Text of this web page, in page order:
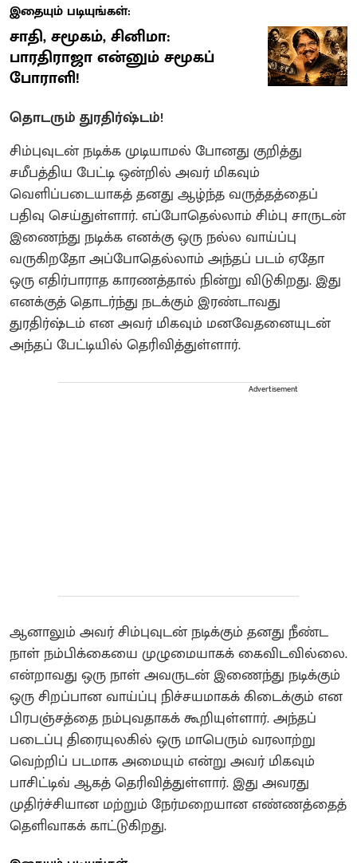
இதையும் படியுங்கள்:
சாதி, சமூகம், சினிமா:
பாரதிராஜா என்னும் சமூகப்
போராளி!
தொடரும் துரதிர்ஷ்டம்!
சிம்புவுடன் நடிக்க முடியாமல் போனது குறித்து
சமீபத்திய பேட்டி ஒன்றில் அவர் மிகவும்
வெளிப்படையாகத் தனது ஆழ்ந்த வருத்தத்தைப்
பதிவு செய்துள்ளார். எப்போதெல்லாம் சிம்பு சாருடன்
இணைந்து நடிக்க எனக்கு ஒரு நல்ல வாய்ப்பு
வருகிறதோ அப்போதெல்லாம் அந்தப் படம் ஏதோ
ஒரு எதிர்பாராத காரணத்தால் நின்று விடுகிறது. இது
எனக்குத் தொடர்ந்து நடக்கும் இரண்டாவது
துரதிர்ஷ்டம் என அவர் மிகவும் மனவேதனையுடன்
அந்தப் பேட்டியில் தெரிவித்துள்ளார்.
Advertisement
ஆனாலும் அவர் சிம்புவுடன் நடிக்கும் தனது நீண்ட
நாள் நம்பிக்கையை முழுமையாகக் கைவிடவில்லை.
என்றாவது ஒரு நாள் அவருடன் இணைந்து நடிக்கும்
ஒரு சிறப்பான வாய்ப்பு நிச்சயமாகக் கிடைக்கும் என
பிரபஞ்சத்தை நம்புவதாகக் கூறியுள்ளார். அந்தப்
படைப்பு திரையுலகில் ஒரு மாபெரும் வரலாற்று
வெற்றிப் படமாக அமையும் என்று அவர் மிகவும்
பாசிட்டிவ் ஆகத் தெரிவித்துள்ளார். இது அவரது
முதிர்ச்சியான மற்றும் நேர்மறையான எண்ணத்தைத்
தெளிவாகக் காட்டுகிறது.